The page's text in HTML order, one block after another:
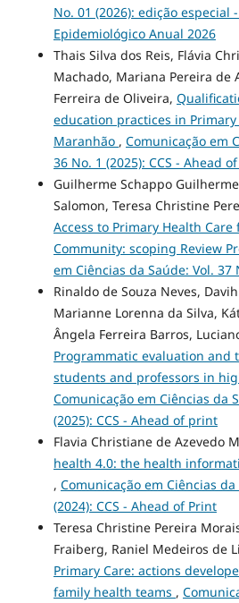
No. 01 (2026): edição especial
Epidemiológico Anual 2026
Thais Silva dos Reis, Flávia
Machado, Mariana Pereira de
Ferreira de Oliveira,
education practices in
Maranhão , Comunicação em
36 No. 1 (2025): CCS - Ahead
Guilherme Schappo
Salomon, Teresa Christine
Access to Primary Health Care
Community: scoping Review
em Ciências da Saúde: Vol. 37
Rinaldo de Souza Neves,
Marianne Lorenna da Silva,
Ângela Ferreira Barros,
Programmatic evaluation and
students and professors in
Comunicação em Ciências da
(2025): CCS - Ahead of print
Flavia Christiane de Azevedo
health 4.0: the health
, Comunicação em Ciências
(2024): CCS - Ahead of Print
Teresa Christine Pereira
Fraiberg, Raniel Medeiros de
Primary Care: actions
family health teams ,